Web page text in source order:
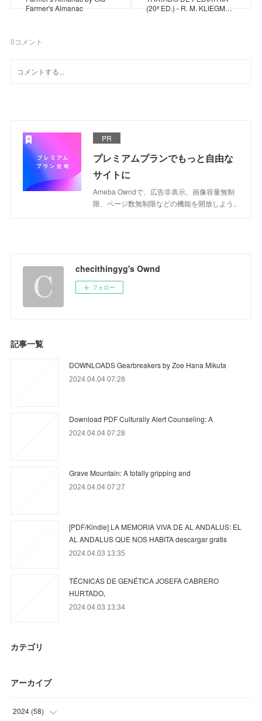
Farmer's Almanac
(20ª ED.) - R. M. KLIEGM…
0コメント
PR
プレミアムプランでもっと自由な
サイトに
Ameba Owndで、広告非表示、画像容量無制
限、ページ数無制限などの機能を開放しよう。
checithingyg's Ownd
フォロー
記事一覧
DOWNLOADS Gearbreakers by Zoe Hana Mikuta
2024.04.04 07:28
Download PDF Culturally Alert Counseling: A
2024.04.04 07:28
Grave Mountain: A totally gripping and
2024.04.04 07:27
[PDF/Kindle] LA MEMORIA VIVA DE AL ANDALUS: EL
AL ANDALUS QUE NOS HABITA descargar gratis
2024.04.03 13:35
TÉCNICAS DE GENÉTICA JOSEFA CABRERO
HURTADO,
2024.04.03 13:34
カテゴリ
アーカイブ
2024 (58)